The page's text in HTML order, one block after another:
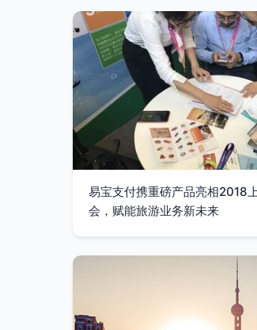
易宝支付携重磅产品亮相2018
会，赋能旅游业务新未来